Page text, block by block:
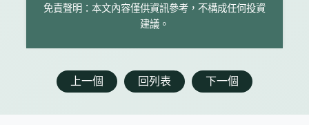
免責聲明：本文內容僅供資訊參考，不構成任何投資
建議。
上一個 回列表 下一個